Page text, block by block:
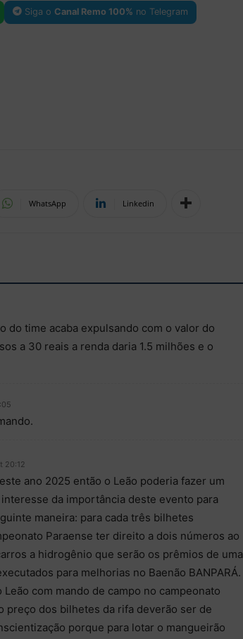
Siga o Canal Remo 100% no Telegram
WhatsApp Linkedin
do time acaba expulsando com o valor do
a 30 reais a renda daria 1.5 milhões e o
20:12
ano 2025 então o Leão poderia fazer um
da importância deste evento para
maneira: para cada três bilhetes
Paraense ter direito a dois números ao
a hidrogênio que serão os prêmios de uma
para melhorias no Baenão BANPARÁ.
com mando de campo no campeonato
preço dos bilhetes da rifa deverão ser de
porque para lotar o mangueirão